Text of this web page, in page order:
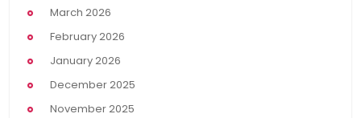
March 2026
February 2026
January 2026
December 2025
November 2025